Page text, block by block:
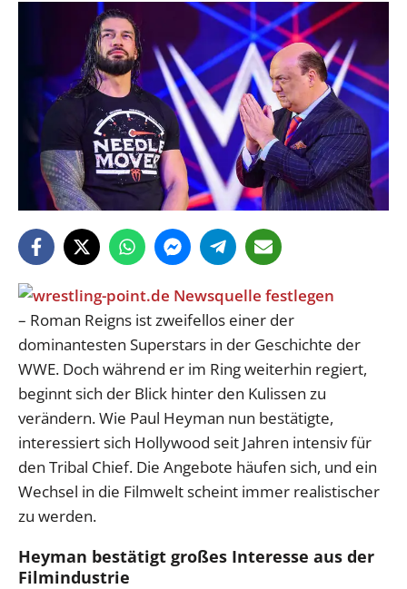
– Roman Reigns ist zweifellos einer der
dominantesten Superstars in der Geschichte der
WWE. Doch während er im Ring weiterhin regiert,
beginnt sich der Blick hinter den Kulissen zu
verändern. Wie Paul Heyman nun bestätigte,
interessiert sich Hollywood seit Jahren intensiv für
den Tribal Chief. Die Angebote häufen sich, und ein
Wechsel in die Filmwelt scheint immer realistischer
zu werden.
Heyman bestätigt großes Interesse aus der
Filmindustrie